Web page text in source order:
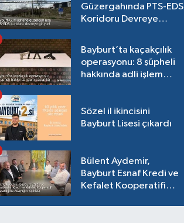
Güzergahında PTS-EDS
Koridoru Devreye
Bayburt’ta kaçakçılık
operasyonu: 8 şüpheli
hakkında adli işlem
Sözel il ikincisini
Bayburt Lisesi çıkardı
Bülent Aydemir,
Bayburt Esnaf Kredi ve
Kefalet Kooperatifi